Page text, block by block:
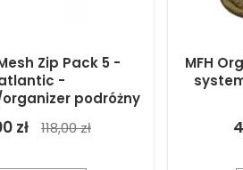
Mesh Zip Pack 5 -
-
podróżny
zł 118,00 zł
MFH